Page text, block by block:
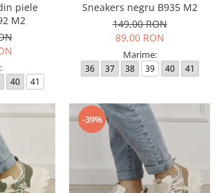
piele
M2
40 41
Sneakers negru B935 M2
149,00 RON
89,00 RON
Marime:
36 37 38 39 40 41
-39%